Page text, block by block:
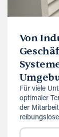
Von
Für viele
optimaler
der